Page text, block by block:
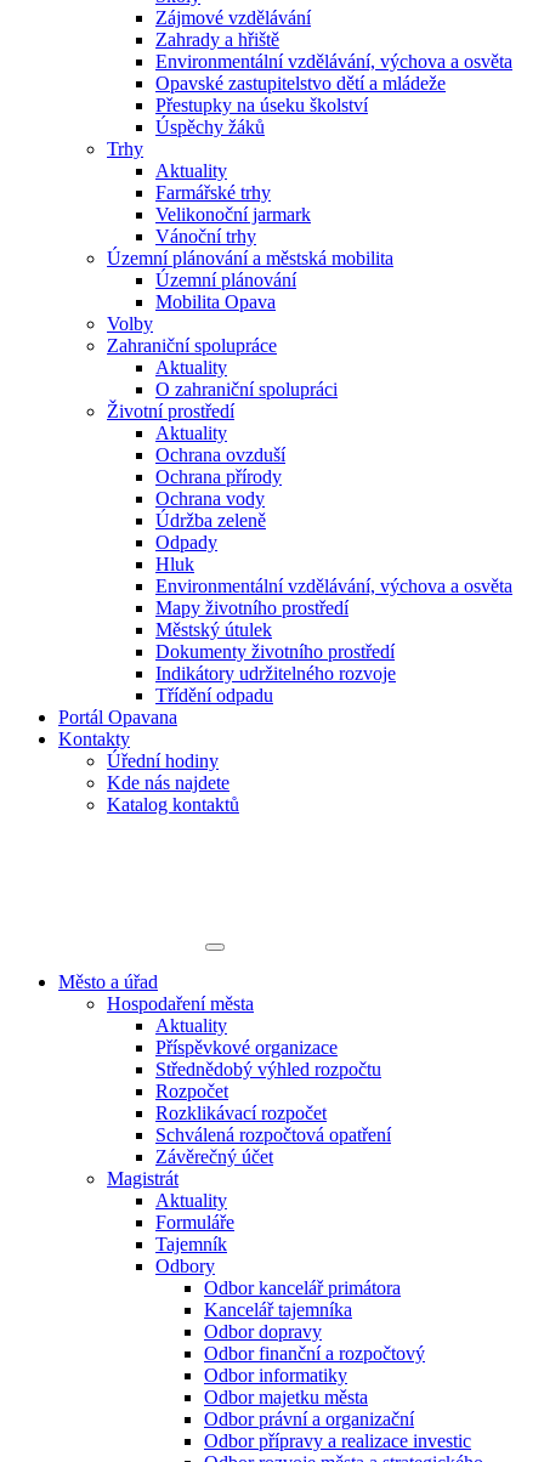
Zájmové vzdělávání
Zahrady a hřiště
Environmentální vzdělávání, výchova a osvěta
Opavské zastupitelstvo dětí a mládeže
Přestupky na úseku školství
Úspěchy žáků
Trhy
Aktuality
Farmářské trhy
Velikonoční jarmark
Vánoční trhy
Územní plánování a městská mobilita
Územní plánování
Mobilita Opava
Volby
Zahraniční spolupráce
Aktuality
O zahraniční spolupráci
Životní prostředí
Aktuality
Ochrana ovzduší
Ochrana přírody
Ochrana vody
Údržba zeleně
Odpady
Hluk
Environmentální vzdělávání, výchova a osvěta
Mapy životního prostředí
Městský útulek
Dokumenty životního prostředí
Indikátory udržitelného rozvoje
Třídění odpadu
Portál Opavana
Kontakty
Úřední hodiny
Kde nás najdete
Katalog kontaktů
Město a úřad
Hospodaření města
Aktuality
Příspěvkové organizace
Střednědobý výhled rozpočtu
Rozpočet
Rozklikávací rozpočet
Schválená rozpočtová opatření
Závěrečný účet
Magistrát
Aktuality
Formuláře
Tajemník
Odbory
Odbor kancelář primátora
Kancelář tajemníka
Odbor dopravy
Odbor finanční a rozpočtový
Odbor informatiky
Odbor majetku města
Odbor právní a organizační
Odbor přípravy a realizace investic